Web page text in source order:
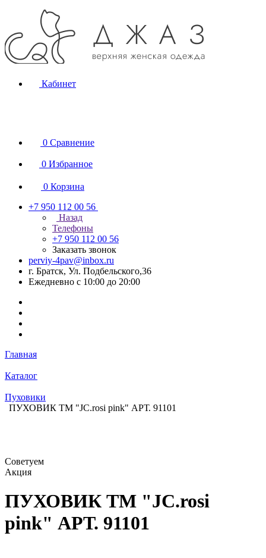
Кабинет
0 Сравнение
0 Избранное
0 Корзина
+7 950 112 00 56
Назад
Телефоны
+7 950 112 00 56
Заказать звонок
perviy-4pav@inbox.ru
г. Братск, Ул. Подбельского,36
Ежедневно с 10:00 до 20:00
Главная
Каталог
Пуховики
ПУХОВИК ТМ "JC.rosi pink" АРТ. 91101
Советуем
Акция
ПУХОВИК ТМ "JC.rosi
pink" АРТ. 91101